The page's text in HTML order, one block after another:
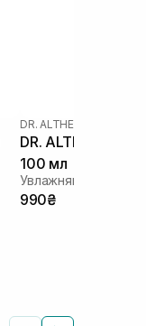
DR. ALTHEA
DR. ALTHEA 345
100 мл
990₴